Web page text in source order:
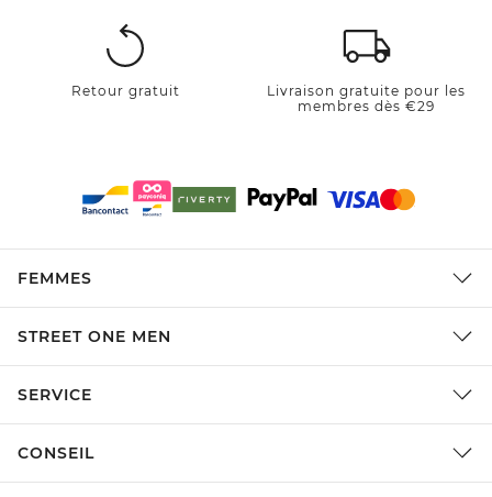
Retour gratuit
Livraison gratuite pour les
membres dès €29
FEMMES
STREET ONE MEN
SERVICE
CONSEIL